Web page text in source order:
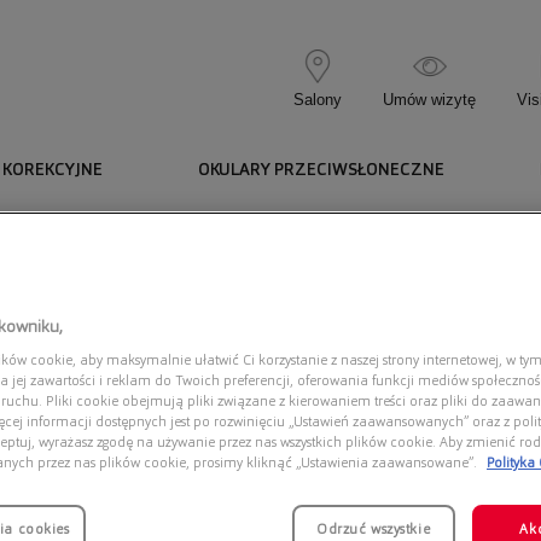
Salony Umów wizytę
OKULARY PRZECIWSŁONECZNE
cookie, aby maksymalnie ułatwić Ci korzystanie z naszej strony internetowej, w
jej zawartości i reklam do Twoich preferencji, oferowania funkcji mediów
Pliki cookie obejmują pliki związane z kierowaniem treści oraz pliki do
informacji dostępnych jest po rozwinięciu „Ustawień zaawansowanych” oraz z
wyrażasz zgodę na używanie przez nas wszystkich plików cookie. Aby zmienić
przez nas plików cookie, prosimy kliknąć „Ustawienia zaawansowane”.
Polityka
cookies Odrzuć wszystkie